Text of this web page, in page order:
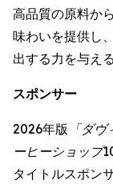
高品質の原料か
味わいを提供し
出する力を与える
スポンサー
2026年版 「ダ
ーヒーショップ
タイトルスポン